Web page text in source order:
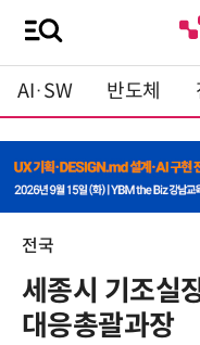
AI·SW 반도체
전국
세종시 기조실
대응총괄과장